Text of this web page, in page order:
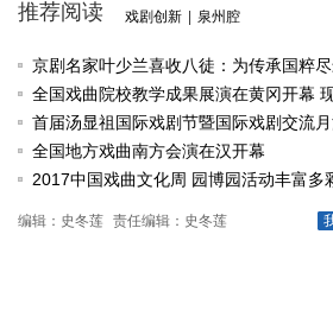
推荐阅读 戏剧创新 泉州腔
京剧名家叶少兰喜收八徒：为传承国粹
任
全国戏曲院校教学成果展演在黄冈开幕
戏《槐花谣》倾情..
首届汤显祖国际戏剧节暨国际戏剧交流
动
全国地方戏曲南方会演在汉开幕
2017中国戏曲文化周 园博园活动丰富多
编辑：史冬莲 责任编辑：史冬莲